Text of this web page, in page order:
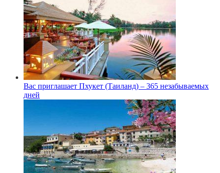
Вас приглашает Пхукет (Таиланд) – 365 незабываемых
дней